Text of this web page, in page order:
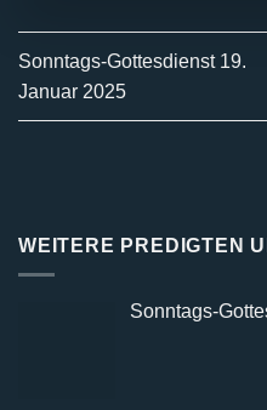
Sonntags-Gottesdienst 19.
Januar 2025
WEITERE PREDIGTEN
Sonntags-